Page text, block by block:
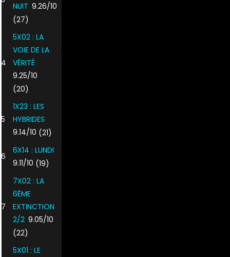
NUIT 9.26/10
(27)
4
5X02 : LA
VOIE DE LA
VÉRITÉ
9.25/10
(20)
5
1X23 : LES
HYBRIDES
9.14/10 (21)
6
6X14 : LUNDI
9.11/10 (19)
7
7X02 : LA
6ÈME
EXTINCTION
2/2 9.05/10
(22)
5X01 : LE